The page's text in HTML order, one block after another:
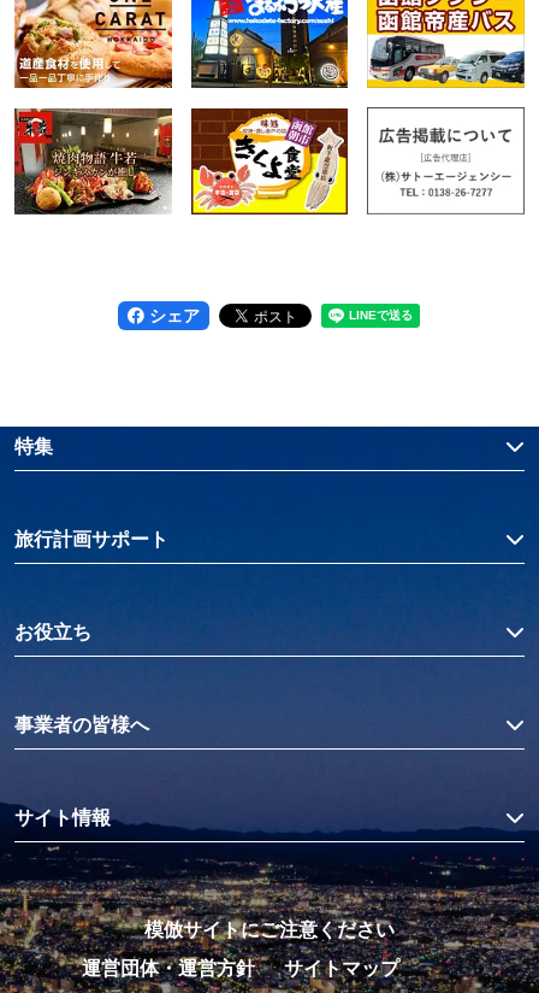
シェア
特集
旅行計画サポート
お役立ち
事業者の皆様へ
サイト情報
模倣サイトにご注意ください
運営団体・運営方針
サイトマップ